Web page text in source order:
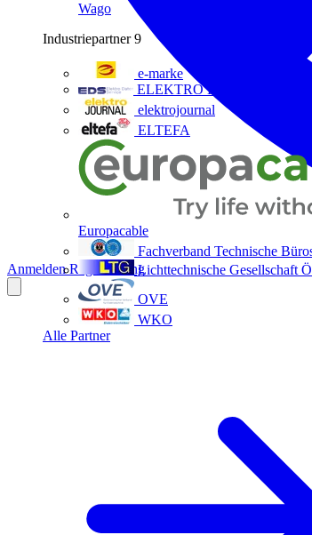
Wago
Industriepartner 9
e-marke
ELEKTRO Daten Serviceges
elektrojournal
ELTEFA
Europacable
Fachverband Technische
Lichttechnische Gesellschaft
OVE
WKO
Alle Partner
AnmeldenRegistrierung